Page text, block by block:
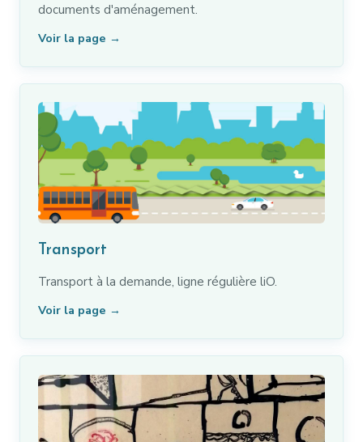
documents d'aménagement.
Voir la page →
Transport
Transport à la demande, ligne régulière liO.
Voir la page →